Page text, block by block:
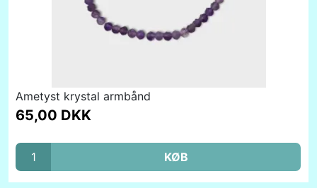
Ametyst krystal armbånd
65,00 DKK
KØB